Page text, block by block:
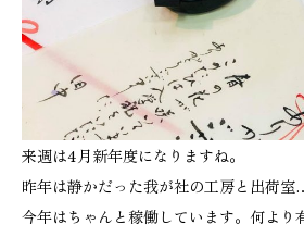
来週は4月新年度になりますね。
昨年は静かだった我が社の工房と出荷室
今年はちゃんと稼働しています。何より